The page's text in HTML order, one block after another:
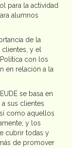
para la actividad
alumnos
de la
y el
con los
en relación a la
se basa en
sus clientes
como aquellos
y los
cubrir todas y
de promover